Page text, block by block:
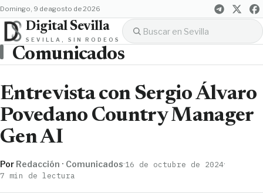
domingo, 9 de agosto de 2026
Digital Sevilla
SEVILLA, SIN RODEOS
Comunicados
Entrevista con Sergio Álvaro
Povedano Country Manager
Gen AI
Por Redacción · Comunicados·16 de octubre de 2024·
7 min de lectura